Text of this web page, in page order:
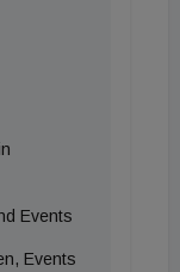
Events
Events